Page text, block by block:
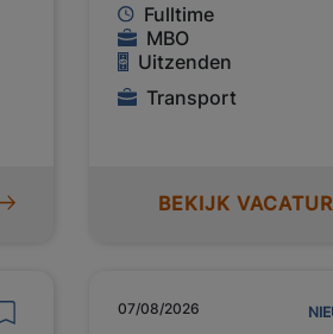
Fulltime
MBO
Uitzenden
Transport
BEKIJK
07/08/2026